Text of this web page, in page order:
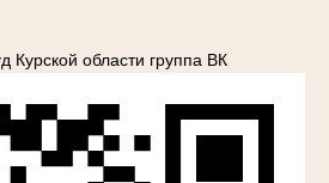
Курской области группа ВК